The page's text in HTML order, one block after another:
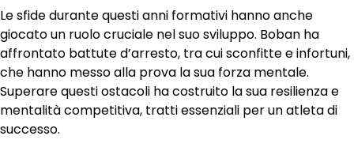
Le sfide durante questi anni formativi hanno anche
giocato un ruolo cruciale nel suo sviluppo. Boban ha
affrontato battute d’arresto, tra cui sconfitte e infortuni,
che hanno messo alla prova la sua forza mentale.
Superare questi ostacoli ha costruito la sua resilienza e
mentalità competitiva, tratti essenziali per un atleta di
successo.